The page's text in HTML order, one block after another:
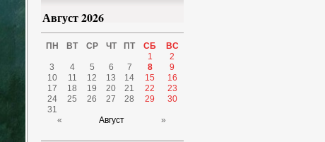
Август 2026
ПН ВТ СР ЧТ ПТ СБ
ВС
1
2
3
4 5 6 7 8
9
10
11 12 13 14 15
16
17
18 19 20 21 22
23
24
25 26 27 28 29
30
31
«
Август »